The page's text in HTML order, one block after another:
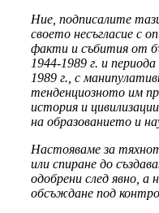
Ние, подписалите
своето несъгласие с
факти и събития от
1944-1989 г. и
1989 г., с
тенденциозното им
история и
на образованието и
Настояваме за
или спиране до
одобрени след явно,
обсъждане под